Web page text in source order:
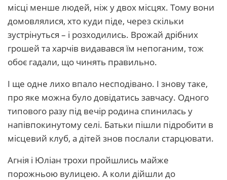
місці менше людей, ніж у двох місцях. Тому вони
домовлялися, хто куди піде, через скільки
зустрінуться – і розходились. Врожай дрібних
грошей та харчів видавався їм непоганим, тож
обоє гадали, що чинять правильно.
І ще одне лихо впало несподівано. І знову таке,
про яке можна було довідатись завчасу. Одного
типового разу під вечір родина спинилась у
напівпокинутому селі. Батьки пішли підробити в
місцевий клуб, а дітей знов послали старцювати.
Агнія і Юліан трохи пройшлись майже
порожньою вулицею. А коли дійшли до